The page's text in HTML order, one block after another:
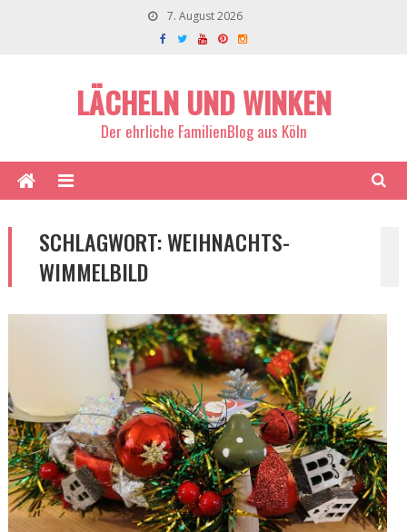
7. August 2026
LÄCHELN UND WINKEN
Der ehrliche FamilienBlog aus Köln
SCHLAGWORT:WEIHNACHTS-
WIMMELBILD